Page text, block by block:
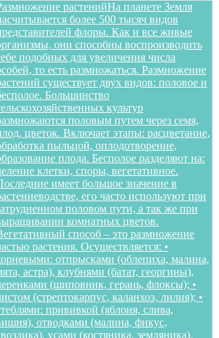
растенийНа планете Земля
более 500 тысяч видов
флоры. Как и все живые
они способны воспроизводить
подобных для увеличения числа
то есть размножаться. Размножение
существует двух видов: половое и
Большинство
культур
половым путем через семя,
цветок. Включает этапы: расцветание,
пыльцой, оплодотворение,
плода. Бесполое разделяют на:
клетки, споры, вегетативное.
имеет большое значение в
его часто используют при
половом пути, а так же при
комнатных цветов.
способ – это размножение
растения. Осуществляется: •
отпрысками (облепиха, малина,
астра), клубнями (батат, георгины),
(шиповник, герань, флоксы); •
(стрептокарпус, каланхоэ, лилия); •
прививкой (яблоня, слива,
отводками (малина, фикус,
усами (костяника, земляника),